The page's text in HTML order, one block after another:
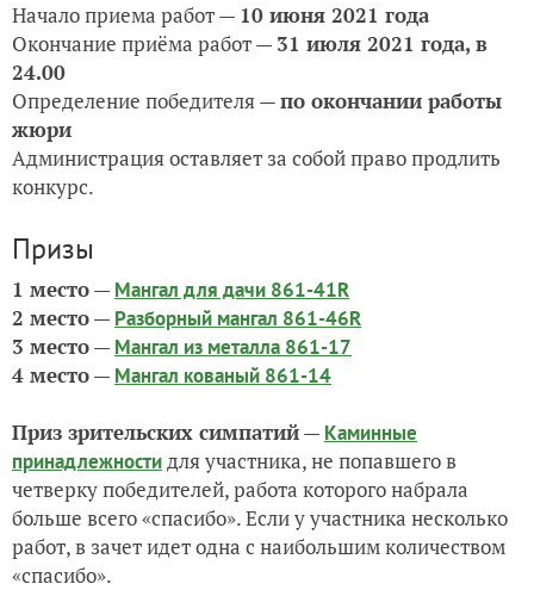
Начало приема работ — 10 июня 2021 года
Окончание приёма работ — 31 июля 2021 года, в
24.00
Определение победителя —по окончании работы
жюри
Администрация оставляет за собой право продлить
конкурс.
Призы
1 место— Мангал для дачи 861-41R
2 место— Разборный мангал 861-46R
3 место— Мангал из металла 861-17
4 место— Мангал кованый 861-14
Приз зрительских симпатий— Каминные
принадлежностидля участника, не попавшего в
четверку победителей, работа которого набрала
больше всего «спасибо». Если у участника несколько
работ, в зачет идет одна с наибольшим количеством
«спасибо».